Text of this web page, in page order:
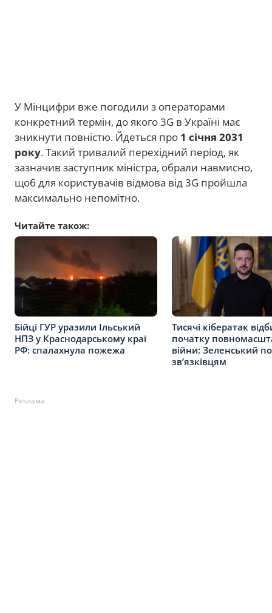
У Мінцифри вже погодили з операторами
конкретний термін, до якого 3G в Україні має
зникнути повністю. Йдеться про 1 січня 2031
року. Такий тривалий перехідний період, як
зазначив заступник міністра, обрали навмисно,
щоб для користувачів відмова від 3G пройшла
максимально непомітно.
Читайте також:
Бійці ГУР уразили Ільський
НПЗ у Краснодарському краї
РФ: спалахнула пожежа
Тисячі кібератак
початку
війни: Зеленський
зв’язківцям
Реклама